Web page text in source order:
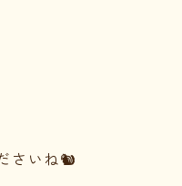
さいね🐿